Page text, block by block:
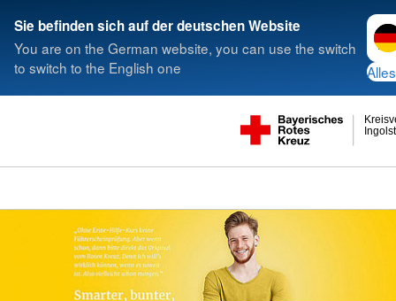
Sie befinden sich auf der deutschen Website
You are on the German website, you can use the switch
to switch to the English one